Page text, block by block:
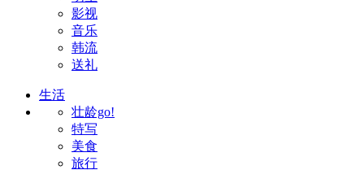
影视
音乐
韩流
送礼
生活
壮龄go!
特写
美食
旅行